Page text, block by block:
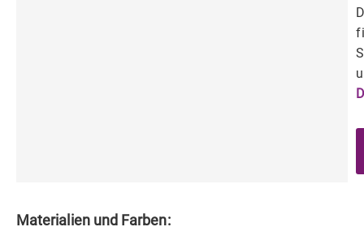
Materialien und Farben: